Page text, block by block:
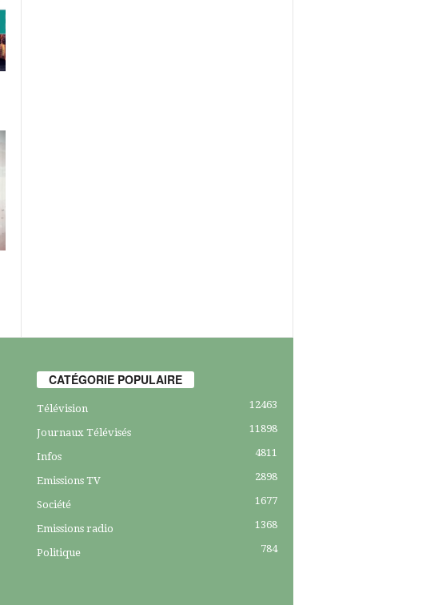
CATÉGORIE POPULAIRE
Télévision 12463
Journaux Télévisés 11898
Infos 4811
Emissions TV 2898
Société 1677
Emissions radio 1368
Politique 784